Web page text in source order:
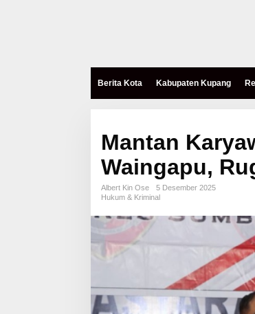
Berita Kota Kabupaten Kupang
Mantan
Waingapu,
Albert Kin Ose
5 Desember 2025
Hukum & Kriminal